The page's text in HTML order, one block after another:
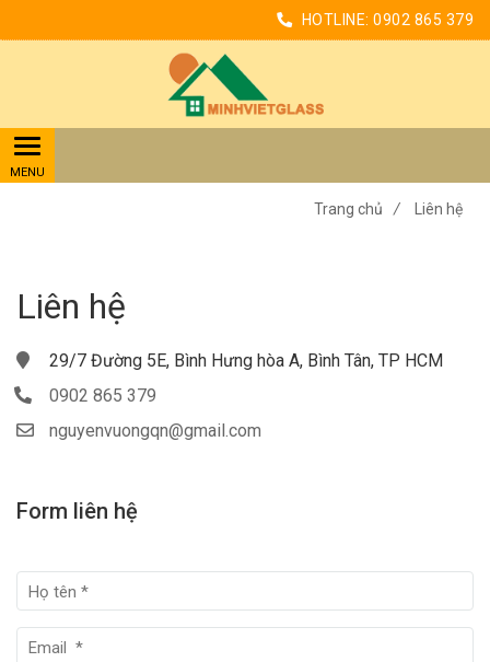
HOTLINE: 0902 865 379
Trang chủ / Liên hệ
Liên hệ
29/7 Đường 5E, Bình Hưng hòa A, Bình Tân, TP HCM
0902 865 379
nguyenvuongqn@gmail.com
Form liên hệ